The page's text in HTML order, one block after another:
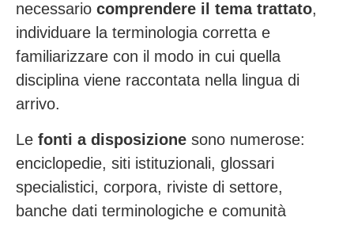
necessario comprendere il tema trattato,
individuare la terminologia corretta e
familiarizzare con il modo in cui quella
disciplina viene raccontata nella lingua di
arrivo.
Le fonti a disposizione sono numerose:
enciclopedie, siti istituzionali, glossari
specialistici, corpora, riviste di settore,
banche dati terminologiche e comunità